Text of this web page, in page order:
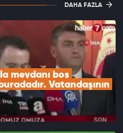
DAHA FAZLA
meydanı boş
Vatandaşının